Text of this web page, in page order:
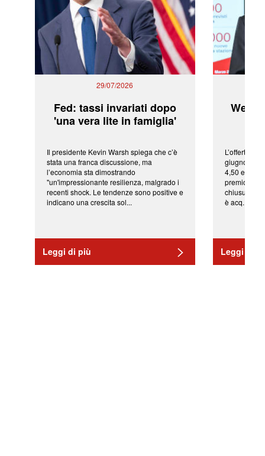
29/07/2026
Fed: tassi invariati dopo
'una vera lite in famiglia'
Il presidente Kevin Warsh spiega che c’è
stata una franca discussione, ma
l’economia sta dimostrando
"un'impressionante resilienza, malgrado i
recenti shock. Le tendenze sono positive e
indicano una crescita sol...
Leggi di più
L’offerta
giugno da
4,50 euro
premio di
chiusura
è acq...
Leggi di